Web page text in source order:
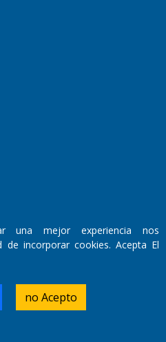
una mejor experiencia nos
de incorporar cookies. Acepta El
no Acepto